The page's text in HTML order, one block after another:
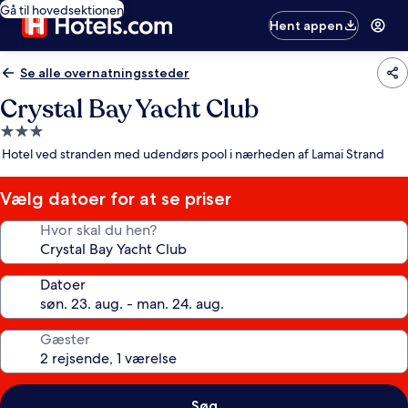
Gå til hovedsektionen
Hent appen
Se alle overnatningssteder
Crystal Bay Yacht Club
3.0-
stjernet
Hotel ved stranden med udendørs pool i nærheden af Lamai Strand
Vælg datoer for at se priser
Hvor skal du hen?
Datoer
Gæster